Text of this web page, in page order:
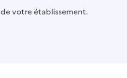
votre établissement.